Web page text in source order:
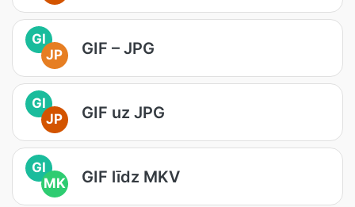
GI
JP
GIF – JPG
GI
JP
GIF uz JPG
GI
MK
GIF līdz MKV